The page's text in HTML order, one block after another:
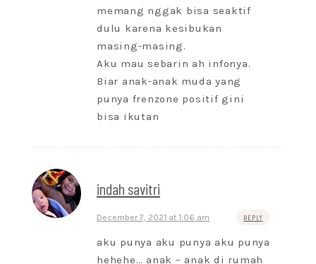
memang nggak bisa seaktif
dulu karena kesibukan
masing-masing.
Aku mau sebarin ah infonya.
Biar anak-anak muda yang
punya frenzone positif gini
bisa ikutan
indah savitri
December 7, 2021 at 1:06 am REPLY
aku punya aku punya aku punya
hehehe… anak – anak di rumah